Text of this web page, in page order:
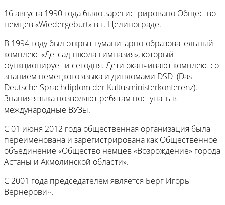
16 августа 1990 года было зарегистрировано Общество
немцев «Wiedergeburt» в г. Целинограде.
В 1994 году был открыт гуманитарно-образовательный
комплекс «Детсад-школа-гимназия», который
функционирует и сегодня. Дети оканчивают комплекс со
знанием немецкого языка и дипломами DSD (Das
Deutsche Sprachdiplom der Kultusministerkonferenz).
Знания языка позволяют ребятам поступать в
международные ВУЗы.
С 01 июня 2012 года общественная организация была
переименована и зарегистрирована как Общественное
объединение «Общество немцев «Возрождение» города
Астаны и Акмолинской области».
С 2001 года председателем является Берг Игорь
Вернерович.